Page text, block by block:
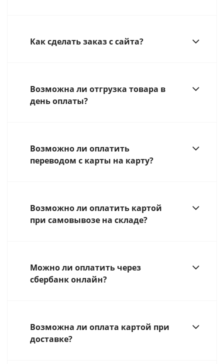
Как сделать заказ с сайта?
Возможна ли отгрузка товара в
день оплаты?
Возможно ли оплатить
переводом с карты на карту?
Возможно ли оплатить картой
при самовывозе на складе?
Можно ли оплатить через
сбербанк онлайн?
Возможна ли оплата картой при
доставке?